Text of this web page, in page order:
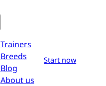
Trainers
Breeds
Blog
About us
Start now